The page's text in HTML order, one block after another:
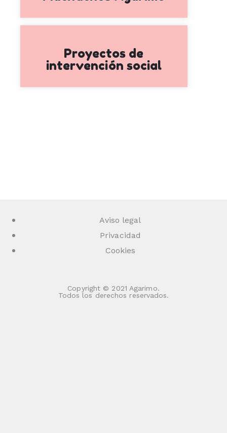
Proyectos de
intervención social
Copyright © 2021 Agarimo.
Todos los derechos reservados.
Aviso legal
Privacidad
Cookies